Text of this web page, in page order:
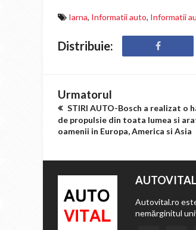
Iarna, Informatii auto, Informatii
Distribuie:
Urmatorul
STIRI AUTO-Bosch a realizat o
de propulsie din toata lumea si
oamenii in Europa, America si Asia
AUTOVITAL
Autovital.ro
nemărginitul